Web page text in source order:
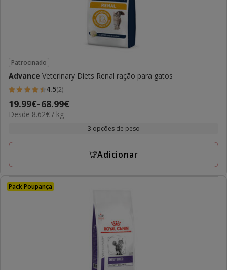
Patrocinado
Advance Veterinary Diets Renal ração para gatos
4.5
estrelas
com
avaliações
4.5(2)
Preço
de
a
19.99€-68.99€
8.62€
Desde 8.62€ / kg
3 opções de peso
Adicionar
Pack Poupança